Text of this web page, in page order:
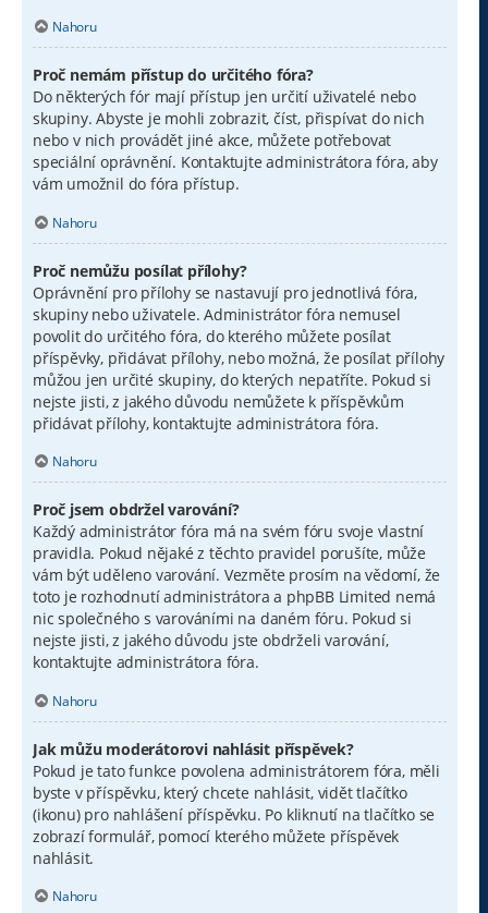
Nahoru
Proč nemám přístup do určitého fóra?
Do některých fór mají přístup jen určití uživatelé nebo
skupiny. Abyste je mohli zobrazit, číst, přispívat do nich
nebo v nich provádět jiné akce, můžete potřebovat
speciální oprávnění. Kontaktujte administrátora fóra, aby
vám umožnil do fóra přístup.
Nahoru
Proč nemůžu posílat přílohy?
Oprávnění pro přílohy se nastavují pro jednotlivá fóra,
skupiny nebo uživatele. Administrátor fóra nemusel
povolit do určitého fóra, do kterého můžete posílat
příspěvky, přidávat přílohy, nebo možná, že posílat přílohy
můžou jen určité skupiny, do kterých nepatříte. Pokud si
nejste jisti, z jakého důvodu nemůžete k příspěvkům
přidávat přílohy, kontaktujte administrátora fóra.
Nahoru
Proč jsem obdržel varování?
Každý administrátor fóra má na svém fóru svoje vlastní
pravidla. Pokud nějaké z těchto pravidel porušíte, může
vám být uděleno varování. Vezměte prosím na vědomí, že
toto je rozhodnutí administrátora a phpBB Limited nemá
nic společného s varováními na daném fóru. Pokud si
nejste jisti, z jakého důvodu jste obdrželi varování,
kontaktujte administrátora fóra.
Nahoru
Jak můžu moderátorovi nahlásit příspěvek?
Pokud je tato funkce povolena administrátorem fóra, měli
byste v příspěvku, který chcete nahlásit, vidět tlačítko
(ikonu) pro nahlášení příspěvku. Po kliknutí na tlačítko se
zobrazí formulář, pomocí kterého můžete příspěvek
nahlásit.
Nahoru